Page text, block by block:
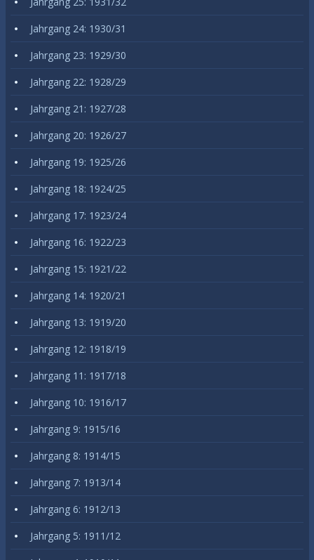
Jahrgang 24: 1930/31
Jahrgang 23: 1929/30
Jahrgang 22: 1928/29
Jahrgang 21: 1927/28
Jahrgang 20: 1926/27
Jahrgang 19: 1925/26
Jahrgang 18: 1924/25
Jahrgang 17: 1923/24
Jahrgang 16: 1922/23
Jahrgang 15: 1921/22
Jahrgang 14: 1920/21
Jahrgang 13: 1919/20
Jahrgang 12: 1918/19
Jahrgang 11: 1917/18
Jahrgang 10: 1916/17
Jahrgang 9: 1915/16
Jahrgang 8: 1914/15
Jahrgang 7: 1913/14
Jahrgang 6: 1912/13
Jahrgang 5: 1911/12